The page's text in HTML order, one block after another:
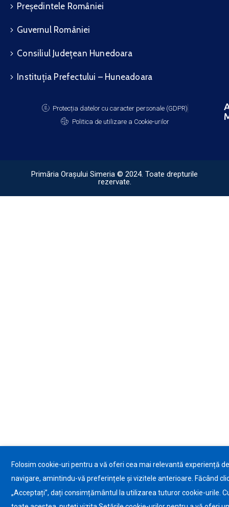
Președintele României
Guvernul României
Consiliul Județean Hunedoara
Instituția Prefectului – Huneadoara
Protecția datelor cu caracter personale (GDPR)
Politica de utilizare a Cookie-urilor
Primăria Orașului Simeria © 2024. Toate drepturile
rezervate.
Folosim cookie-uri pentru a vă oferi cea mai relevantă experiență de
navigare, amintindu-vă preferințele și vizitele anterioare. Făcând
„Acceptați”, dați consimțământul la utilizarea tuturor cookie-urile.